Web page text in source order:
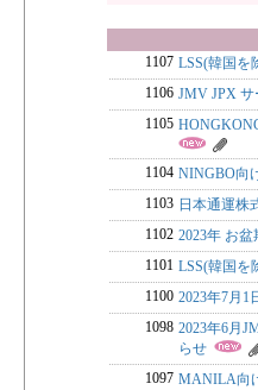
1107 LSS(韓国を
1106 JMV JPX
1105
1104 NINGBO向
1103 日本通運株
1102 2023年 お
1101 LSS(韓国を
1100 2023年7月1
1098 2023年6月
らせ
1097 MANILA向